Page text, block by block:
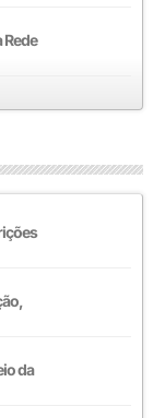
Rede
da